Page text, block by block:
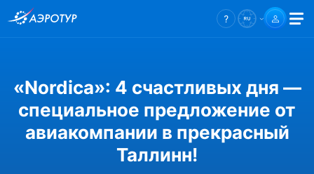
«Nordica»: 4 счастливых дня —
специальное предложение от
авиакомпании в прекрасный
Таллинн!